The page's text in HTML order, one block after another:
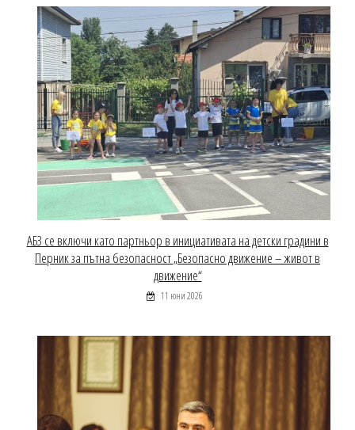
АБЗ се включи като партньор в инициативата на детски градини в
Перник за пътна безопасност „Безопасно движение – живот в
движение“
11 юни 2026